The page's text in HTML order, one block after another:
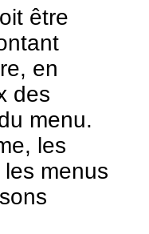
être
en
des
menu.
les
menus